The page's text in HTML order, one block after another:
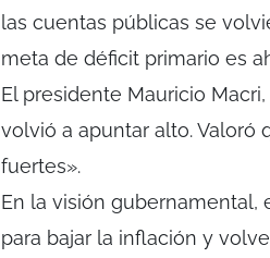
las cuentas públicas se
meta de déficit primario es
El presidente Mauricio
volvió a apuntar alto. Valoró
fuertes».
En la visión gubernamental,
para bajar la inflación y